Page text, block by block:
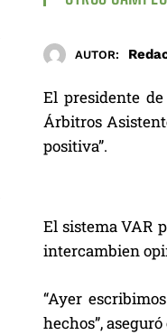
AUTOR:
El presidente
Árbitros
positiva”.
El sistema VAR
intercambien
“Ayer
hechos”,